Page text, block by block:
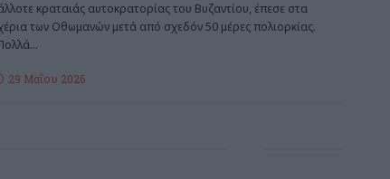
κραταιάς αυτοκρατορίας του Βυζαντίου, έπεσε στα
των Οθωμανών μετά από σχεδόν 50 μέρες πολιορκίας.
…
29 Μαΐου 2026